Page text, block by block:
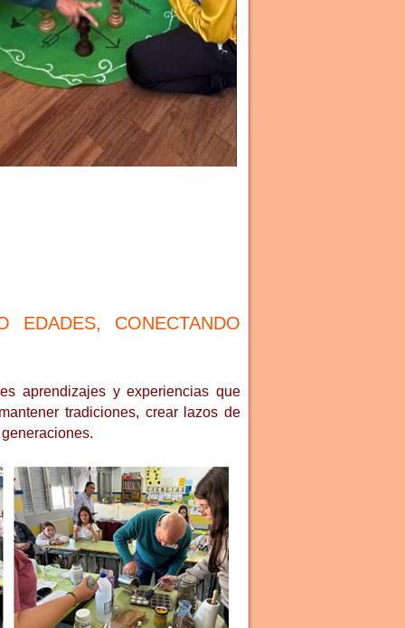
EDADES, CONECTANDO
aprendizajes y experiencias que
tradiciones, crear lazos de